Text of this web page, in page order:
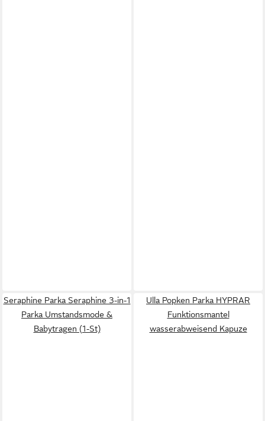
Seraphine Parka Seraphine 3-in-1
Parka Umstandsmode &
Babytragen (1-St)
Ulla Popken Parka HYPRAR
Funktionsmantel
wasserabweisend Kapuze